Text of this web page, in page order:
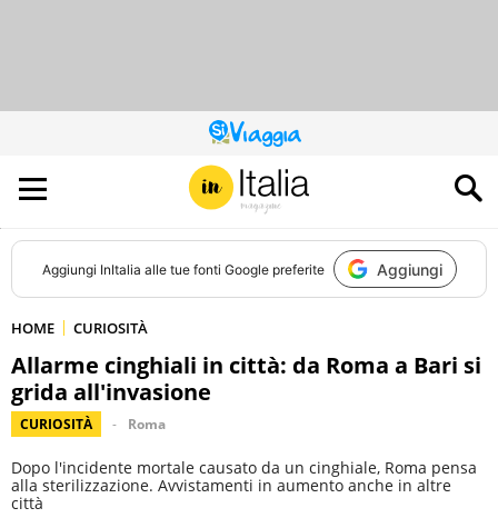
QUESTO
SITO
CONTRIBUISCE
ALL’AUDIENCE
DI
Aggiungi InItalia alle tue fonti Google preferite Aggiungi
HOME CURIOSITÀ
Allarme cinghiali in città: da Roma a Bari si
grida all'invasione
CURIOSITÀ Roma
Dopo l'incidente mortale causato da un cinghiale, Roma pensa
alla sterilizzazione. Avvistamenti in aumento anche in altre
città